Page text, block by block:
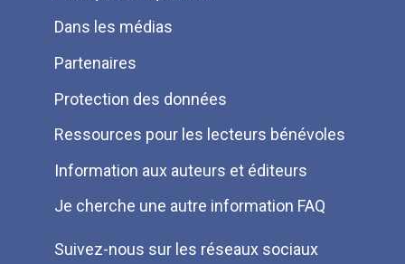
Dans les médias
Partenaires
Protection des données
Ressources pour les lecteurs bénévoles
Information aux auteurs et éditeurs
Je cherche une autre information FAQ
Suivez-nous sur les réseaux sociaux